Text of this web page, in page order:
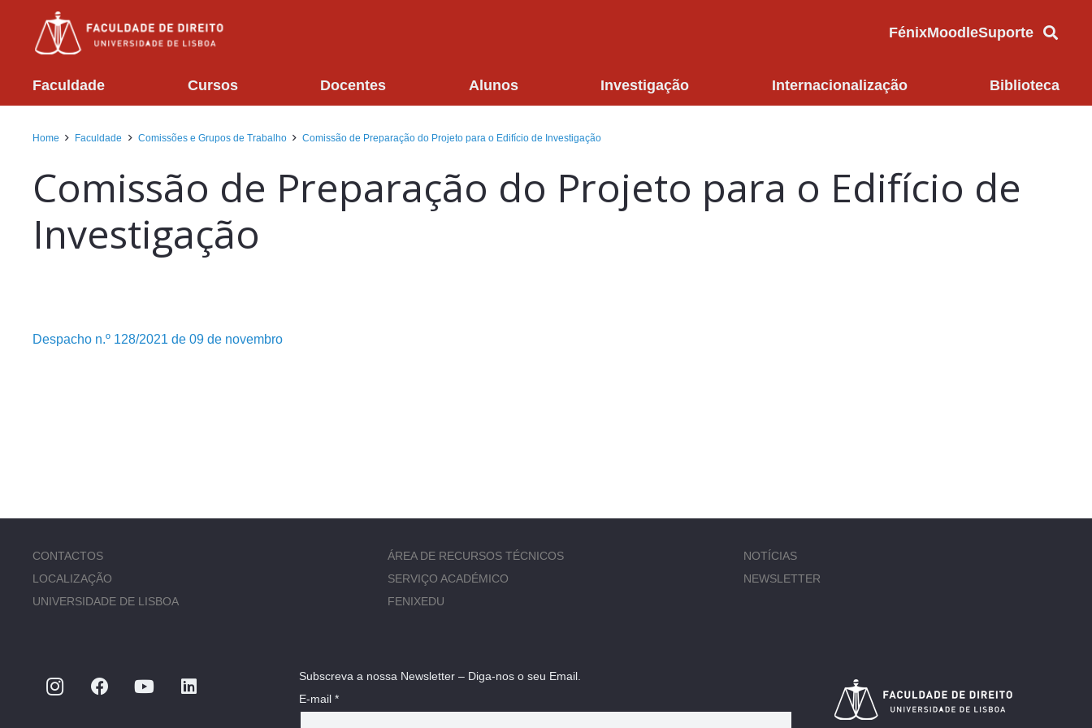
FénixMoodleSuporte
Faculdade Cursos Docentes Alunos Investigação Internacionalização Biblioteca
Home Faculdade Comissões e Grupos de Trabalho Comissão de Preparação do Projeto para o Edifício de Investigação
Comissão de Preparação do Projeto para o Edifício de
Investigação
Despacho n.º 128/2021 de 09 de novembro
CONTACTOS
LOCALIZAÇÃO
UNIVERSIDADE DE LISBOA
ÁREA DE RECURSOS TÉCNICOS
SERVIÇO ACADÉMICO
FENIXEDU
NOTÍCIAS
NEWSLETTER
Subscreva a nossa Newsletter – Diga-nos o seu Email.
E-mail *